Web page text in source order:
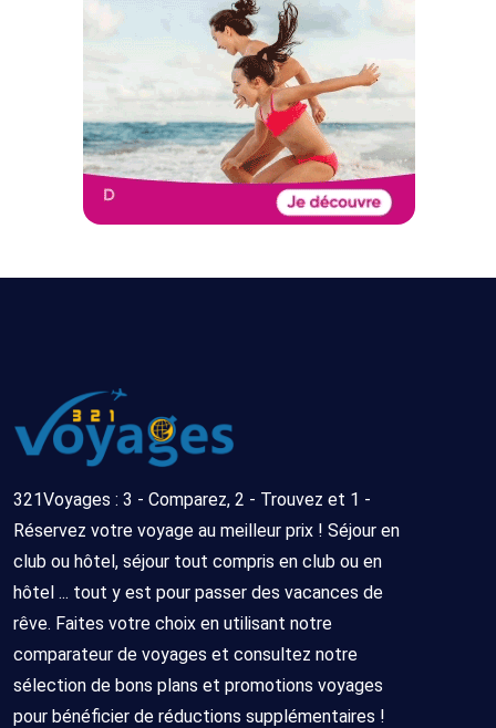
321Voyages : 3 - Comparez, 2 - Trouvez et 1 -
Réservez votre voyage au meilleur prix ! Séjour en
club ou hôtel, séjour tout compris en club ou en
hôtel ... tout y est pour passer des vacances de
rêve. Faites votre choix en utilisant notre
comparateur de voyages et consultez notre
sélection de bons plans et promotions voyages
pour bénéficier de réductions supplémentaires !